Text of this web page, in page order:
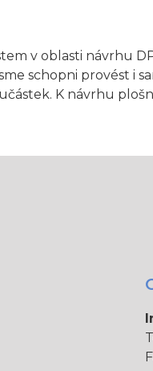
v oblasti návrhu
schopni provést i
K návrhu